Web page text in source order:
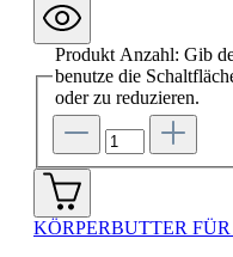
Produkt Anzahl: Gib
benutze die
oder zu reduzieren.
KÖRPERBUTTER